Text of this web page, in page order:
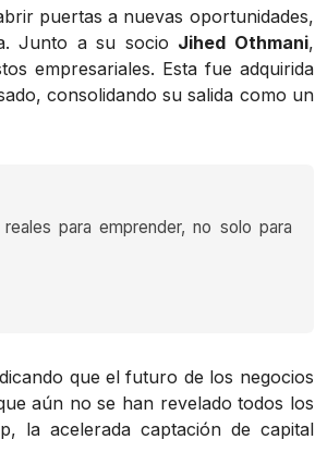
puertas a nuevas oportunidades,
Junto a su socio Jihed Othmani,
empresariales. Esta fue adquirida
consolidando su salida como un
para emprender, no solo para
que el futuro de los negocios
aún no se han revelado todos los
la acelerada captación de capital